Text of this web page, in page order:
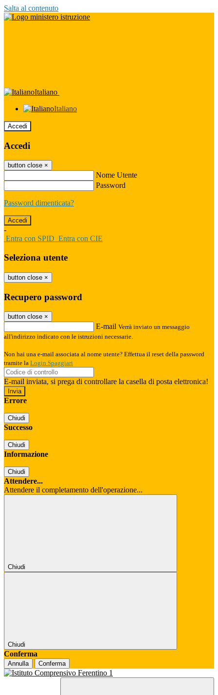
Salta al contenuto
Italiano
Italiano
Accedi
Accedi
button close ×
Nome Utente
Password
Password dimenticata?
-
Entra con SPID Entra con CIE
Seleziona utente
button close ×
Recupero password
button close ×
E-mail Verrà inviato un messaggio
all'indirizzo indicato con le istruzioni necessarie.
Non hai una e-mail associata al nome utente? Effettua il reset della password
tramite la Login Spaggiari
E-mail inviata, si prega di controllare la casella di posta elettronica!
Errore
Chiudi
Successo
Chiudi
Informazione
Chiudi
Attendere...
Attendere il completamento dell'operazione...
Chiudi
Chiudi
Conferma
Annulla Conferma